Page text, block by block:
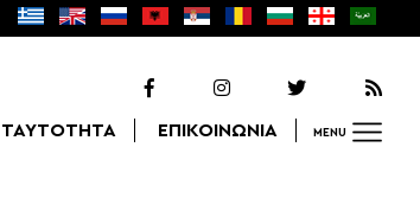
ΤΑΥΤΟΤΗΤΑ ΕΠΙΚΟΙΝΩΝΙΑ MENU